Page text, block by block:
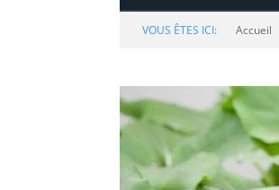
VOUS ÊTES ICI: Accueil